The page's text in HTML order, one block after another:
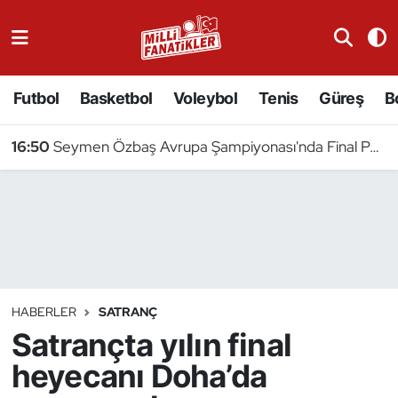
Futbol Basketbol Voleybol Tenis Güreş
16:50 Seymen Özbaş Avrupa Şampiyonası'nda Final Peşinde
HABERLER SATRANÇ
Satrançta yılın final
heyecanı Doha’da
Badminton
Binicilik
Bisiklet